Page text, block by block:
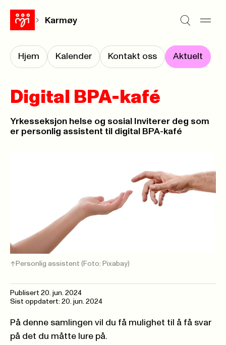
Karmøy
Hjem Kalender Kontakt oss Aktuelt
Digital BPA-kafé
Yrkesseksjon helse og sosial Inviterer deg som
er personlig assistent til digital BPA-kafé
Personlig assistent (Foto: Pixabay)
Publisert 20. jun. 2024
Sist oppdatert: 20. jun. 2024
På denne samlingen vil du få mulighet til å få svar
på det du måtte lure på.